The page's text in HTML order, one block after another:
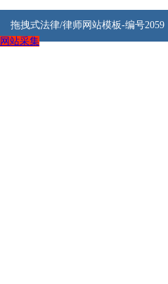
拖拽式法律/律师网站模板-编号2059
网站采集